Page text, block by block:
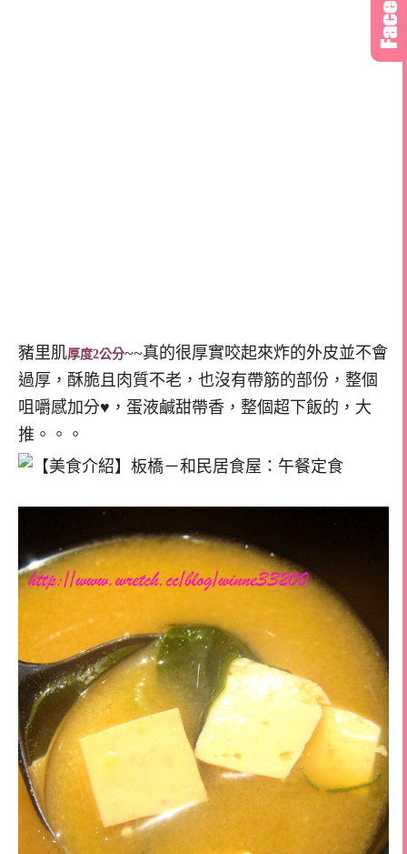
豬里肌厚度2公分~~真的很厚實咬起來炸的外皮並不會
過厚，酥脆且肉質不老，也沒有帶筋的部份，整個
咀嚼感加分♥，蛋液鹹甜帶香，整個超下飯的，大
推。。。